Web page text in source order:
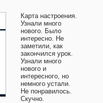
Карта настроения.
Узнали много
нового. Было
интересно. Не
заметили, как
закончился урок.
Узнали много
нового и
интересного, но
немного устали.
Не понравилось.
Скучно.